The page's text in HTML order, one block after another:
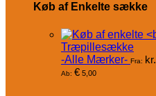
Køb af Enkelte sække
Træpillesække
-Alle Mærker- Fra: kr.
Ab: € 5,00